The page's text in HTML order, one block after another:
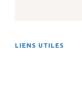
LIENS UTILES